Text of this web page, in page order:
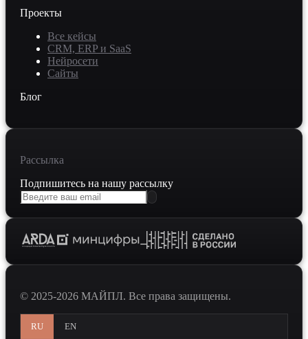
Проекты
Все кейсы
CRM, ERP и SaaS
Нейросети
Сайты
Блог
Рассылка
Подпишитесь на нашу рассылку
© 2025-2026 МАЙПЛ. Все права защищены.
RU EN